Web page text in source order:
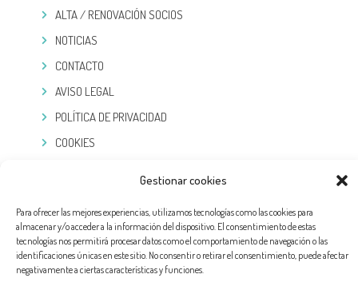
Gestionar cookies
Para ofrecer las mejores experiencias, utilizamos tecnologías como las cookies para
almacenar y/o acceder a la información del dispositivo. El consentimiento de estas
tecnologías nos permitirá procesar datos como el comportamiento de navegación o las
identificaciones únicas en este sitio. No consentir o retirar el consentimiento, puede afectar
negativamente a ciertas características y funciones.
ALTA / RENOVACIÓN SOCIOS
NOTICIAS
CONTACTO
AVISO LEGAL
POLÍTICA DE PRIVACIDAD
COOKIES